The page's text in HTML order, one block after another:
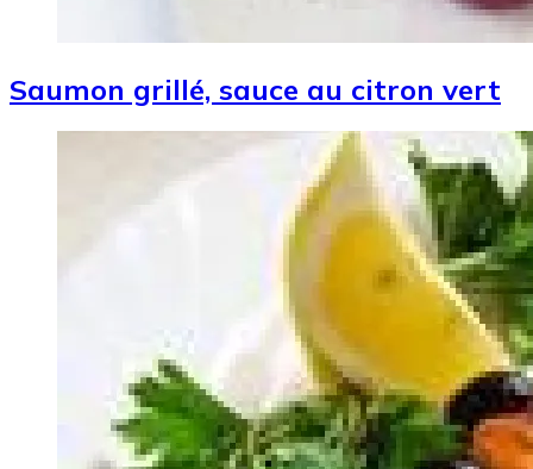
Saumon grillé, sauce au citron vert